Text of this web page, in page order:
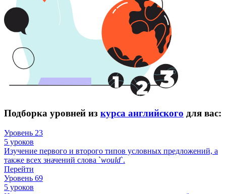
Подборка уровней из курса английского для вас:
Уровень 23
5 уроков
Изучение первого и второго типов условных предложений, а
также всех значений слова `would`.
Перейти
Уровень 69
5 уроков